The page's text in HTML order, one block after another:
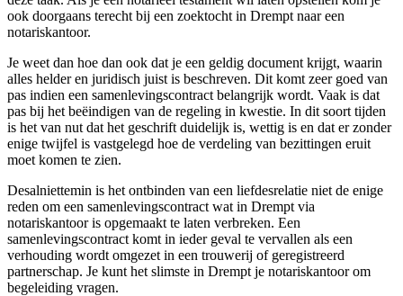
ook doorgaans terecht bij een zoektocht in Drempt naar een
notariskantoor.
Je weet dan hoe dan ook dat je een geldig document krijgt, waarin
alles helder en juridisch juist is beschreven. Dit komt zeer goed van
pas indien een samenlevingscontract belangrijk wordt. Vaak is dat
pas bij het beëindigen van de regeling in kwestie. In dit soort tijden
is het van nut dat het geschrift duidelijk is, wettig is en dat er zonder
enige twijfel is vastgelegd hoe de verdeling van bezittingen eruit
moet komen te zien.
Desalniettemin is het ontbinden van een liefdesrelatie niet de enige
reden om een samenlevingscontract wat in Drempt via
notariskantoor is opgemaakt te laten verbreken. Een
samenlevingscontract komt in ieder geval te vervallen als een
verhouding wordt omgezet in een trouwerij of geregistreerd
partnerschap. Je kunt het slimste in Drempt je notariskantoor om
begeleiding vragen.